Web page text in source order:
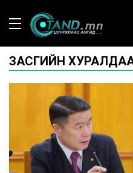
ЗАСГИЙН